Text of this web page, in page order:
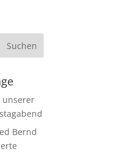
unserer
Bernd